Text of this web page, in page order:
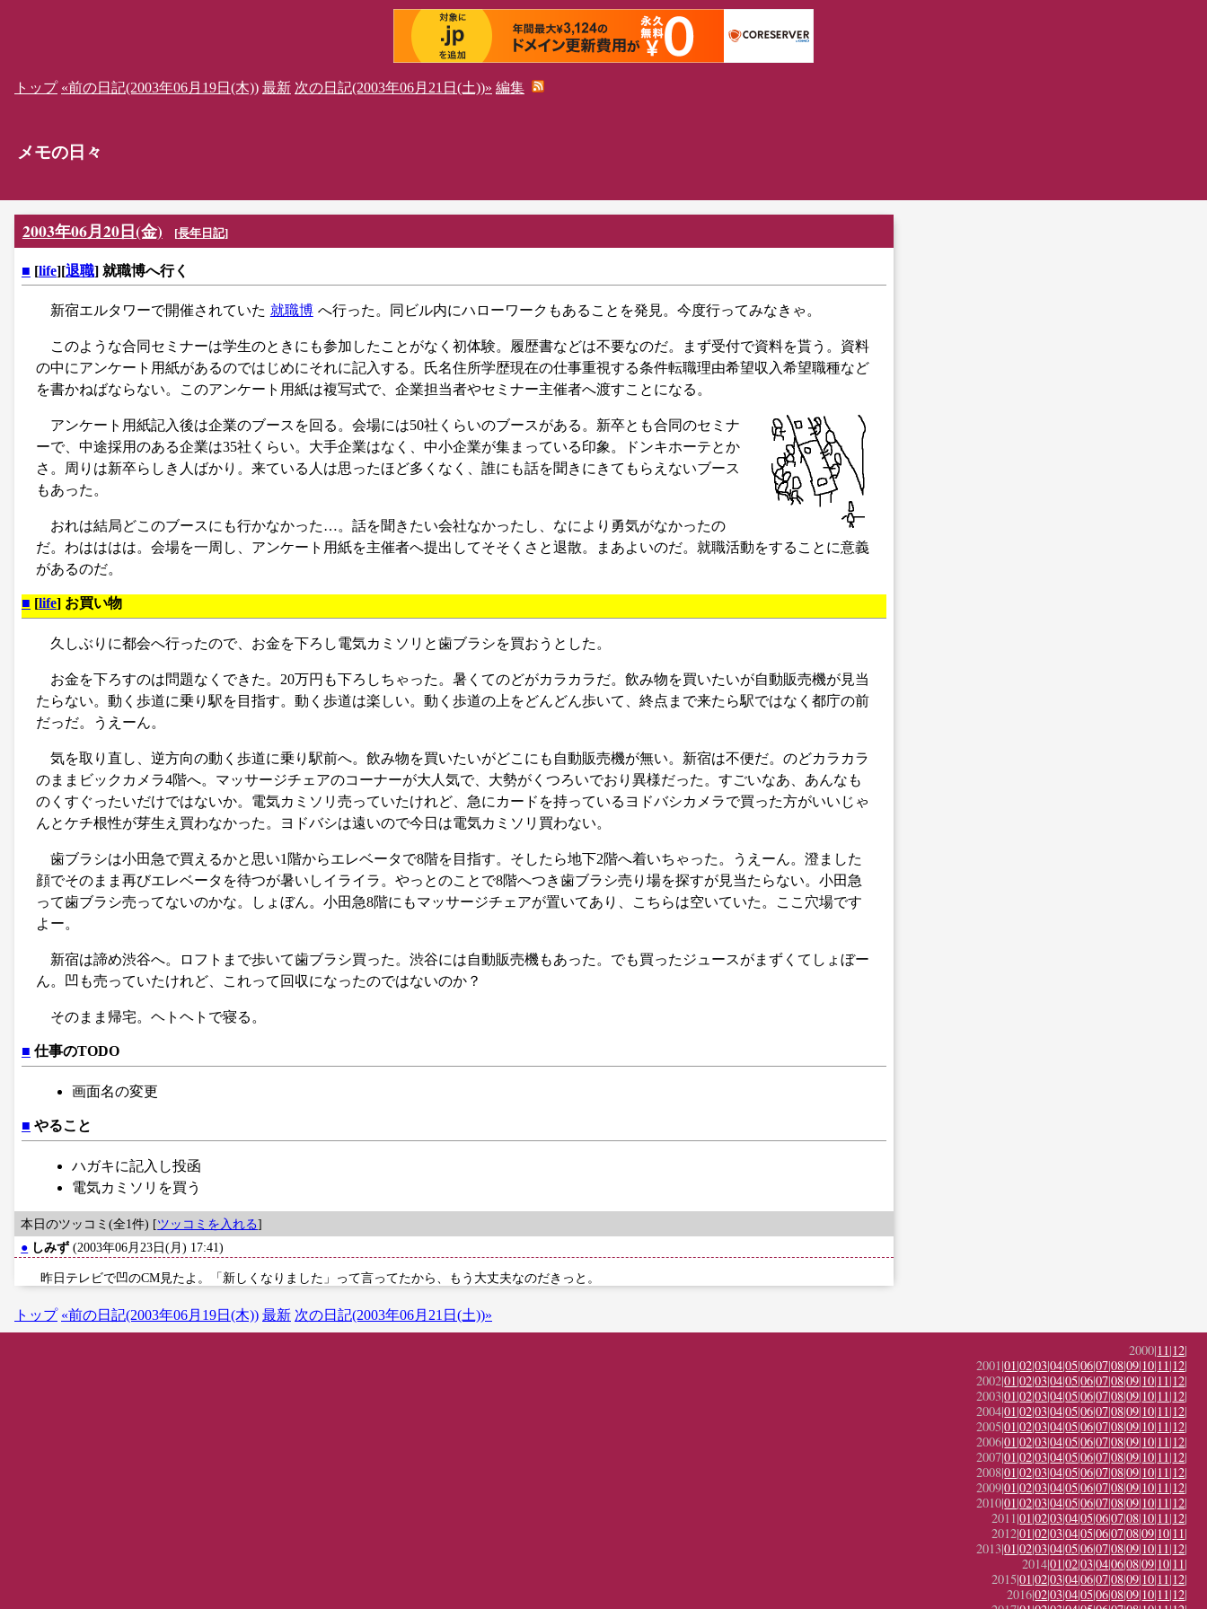
トップ «前の日記(2003年06月19日(木)) 最新 次の日記(2003年06月21日(土))» 編集
メモの日々
2003年06月20日(金) [長年日記]
■ [life][退職] 就職博へ行く
新宿エルタワーで開催されていた 就職博 へ行った。同ビル内にハローワークもあることを発見。今度行ってみなきゃ。
このような合同セミナーは学生のときにも参加したことがなく初体験。履歴書などは不要なのだ。まず受付で資料を貰う。資料
の中にアンケート用紙があるのではじめにそれに記入する。氏名住所学歴現在の仕事重視する条件転職理由希望収入希望職種など
を書かねばならない。このアンケート用紙は複写式で、企業担当者やセミナー主催者へ渡すことになる。
アンケート用紙記入後は企業のブースを回る。会場には50社くらいのブースがある。新卒とも合同のセミナ
ーで、中途採用のある企業は35社くらい。大手企業はなく、中小企業が集まっている印象。ドンキホーテとか
さ。周りは新卒らしき人ばかり。来ている人は思ったほど多くなく、誰にも話を聞きにきてもらえないブース
もあった。
おれは結局どこのブースにも行かなかった…。話を聞きたい会社なかったし、なにより勇気がなかったの
だ。わはははは。会場を一周し、アンケート用紙を主催者へ提出してそそくさと退散。まあよいのだ。就職活動をすることに意義
があるのだ。
■ [life] お買い物
久しぶりに都会へ行ったので、お金を下ろし電気カミソリと歯ブラシを買おうとした。
お金を下ろすのは問題なくできた。20万円も下ろしちゃった。暑くてのどがカラカラだ。飲み物を買いたいが自動販売機が見当
たらない。動く歩道に乗り駅を目指す。動く歩道は楽しい。動く歩道の上をどんどん歩いて、終点まで来たら駅ではなく都庁の前
だっだ。うえーん。
気を取り直し、逆方向の動く歩道に乗り駅前へ。飲み物を買いたいがどこにも自動販売機が無い。新宿は不便だ。のどカラカラ
のままビックカメラ4階へ。マッサージチェアのコーナーが大人気で、大勢がくつろいでおり異様だった。すごいなあ、あんなも
のくすぐったいだけではないか。電気カミソリ売っていたけれど、急にカードを持っているヨドバシカメラで買った方がいいじゃ
んとケチ根性が芽生え買わなかった。ヨドバシは遠いので今日は電気カミソリ買わない。
歯ブラシは小田急で買えるかと思い1階からエレベータで8階を目指す。そしたら地下2階へ着いちゃった。うえーん。澄ました
顔でそのまま再びエレベータを待つが暑いしイライラ。やっとのことで8階へつき歯ブラシ売り場を探すが見当たらない。小田急
って歯ブラシ売ってないのかな。しょぼん。小田急8階にもマッサージチェアが置いてあり、こちらは空いていた。ここ穴場です
よー。
新宿は諦め渋谷へ。ロフトまで歩いて歯ブラシ買った。渋谷には自動販売機もあった。でも買ったジュースがまずくてしょぼー
ん。凹も売っていたけれど、これって回収になったのではないのか？
そのまま帰宅。ヘトヘトで寝る。
■ 仕事のTODO
画面名の変更
■ やること
ハガキに記入し投函
電気カミソリを買う
本日のツッコミ(全1件) [ツッコミを入れる]
● しみず (2003年06月23日(月) 17:41)
昨日テレビで凹のCM見たよ。「新しくなりました」って言ってたから、もう大丈夫なのだきっと。
トップ «前の日記(2003年06月19日(木)) 最新 次の日記(2003年06月21日(土))»
2000|11|12|
2001|01|02|03|04|05|06|07|08|09|10|11|12|
2002|01|02|03|04|05|06|07|08|09|10|11|12|
2003|01|02|03|04|05|06|07|08|09|10|11|12|
2004|01|02|03|04|05|06|07|08|09|10|11|12|
2005|01|02|03|04|05|06|07|08|09|10|11|12|
2006|01|02|03|04|05|06|07|08|09|10|11|12|
2007|01|02|03|04|05|06|07|08|09|10|11|12|
2008|01|02|03|04|05|06|07|08|09|10|11|12|
2009|01|02|03|04|05|06|07|08|09|10|11|12|
2010|01|02|03|04|05|06|07|08|09|10|11|12|
2011|01|02|03|04|05|06|07|08|10|11|12|
2012|01|02|03|04|05|06|07|08|09|10|11|
2013|01|02|03|04|05|06|07|08|09|10|11|12|
2014|01|02|03|04|06|08|09|10|11|
2015|01|02|03|04|06|07|08|09|10|11|12|
2016|02|03|04|05|06|08|09|10|11|12|